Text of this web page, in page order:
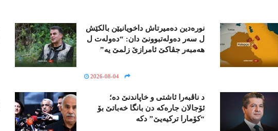
نورەدین دەمیرتاش داخویانیێن بالکێش
ل سەر دەولەتبوونێ دان: “دەولەت ل
ھەمبەر جڤاکێ ئامرازێ زلمێ یە”
2026-08-04
د ناڤبەرا ئاشتی و خاپاندنێ دە؛
ئۆجالان جاره‌كه‌ دن بانگا خەباتێ بۆ
“کۆمارا تركیه‌یێ” دکە